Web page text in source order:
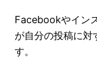
Facebookやイン
が自分の投稿に対
す。